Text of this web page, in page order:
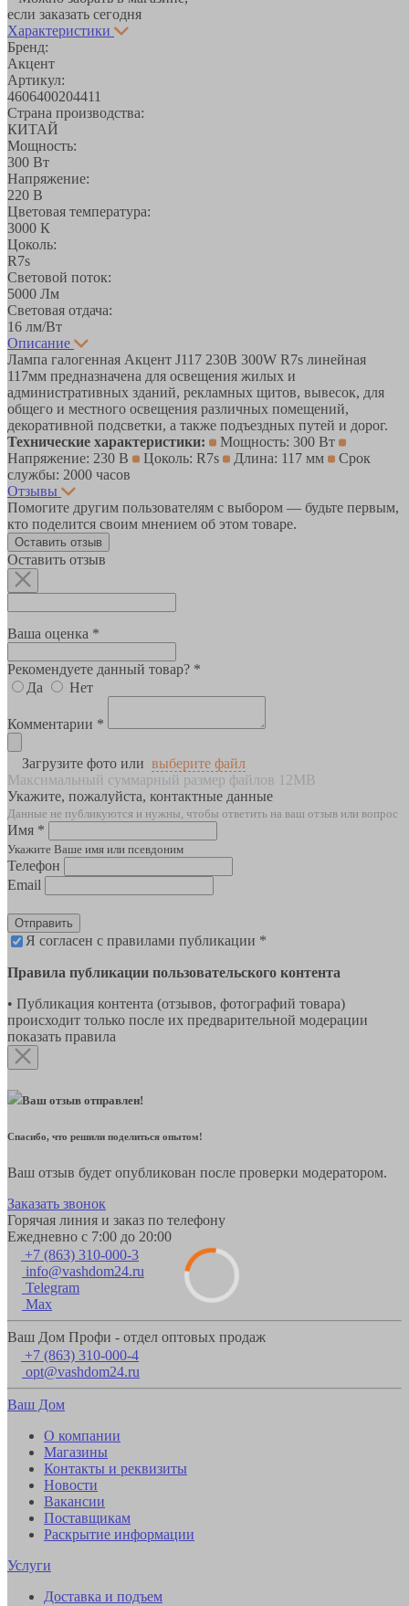
если заказать сегодня
Характеристики
Бренд:
Акцент
Артикул:
4606400204411
Страна производства:
КИТАЙ
Мощность:
300 Вт
Напряжение:
220 В
Цветовая температура:
3000 К
Цоколь:
R7s
Световой поток:
5000 Лм
Световая отдача:
16 лм/Вт
Описание
Лампа галогенная Акцент J117 230В 300W R7s линейная
117мм предназначена для освещения жилых и
административных зданий, рекламных щитов, вывесок, для
общего и местного освещения различных помещений,
декоративной подсветки, а также подъездных путей и дорог.
Технические характеристики:
Мощность: 300 Вт
Напряжение: 230 В
Цоколь: R7s Длина: 117 мм
Срок
службы: 2000 часов
Отзывы
Помогите другим пользователям с выбором — будьте первым,
кто поделится своим мнением об этом товаре.
Оставить отзыв
Оставить отзыв
Ваша оценка *
Рекомендуете данный товар? *
Да
Нет
Комментарии *
Загрузите фото или выберите файл
Максимальный суммарный размер файлов 12MB
Укажите, пожалуйста, контактные данные
Данные не публикуются и нужны, чтобы ответить на ваш отзыв или вопрос
Имя *
Укажите Ваше имя или псевдоним
Телефон
Email
Отправить
Я согласен с правилами публикации *
Правила публикации пользовательского контента
• Публикация контента (отзывов, фотографий товара)
происходит только после их предварительной модерации
показать правила
Ваш отзыв отправлен!
Спасибо, что решили поделиться опытом!
Ваш отзыв будет опубликован после проверки модератором.
Заказать звонок
Горячая линия и заказ по телефону
Ежедневно с 7:00 до 20:00
+7 (863) 310-000-3
info@vashdom24.ru
Telegram
Max
Ваш Дом Профи - отдел оптовых продаж
+7 (863) 310-000-4
opt@vashdom24.ru
Ваш Дом
О компании
Магазины
Контакты и реквизиты
Новости
Вакансии
Поставщикам
Раскрытие информации
Услуги
Доставка и подъем